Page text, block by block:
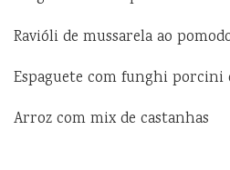
Ravióli de mussarela ao
Espaguete com funghi porcini
Arroz com mix de castanhas